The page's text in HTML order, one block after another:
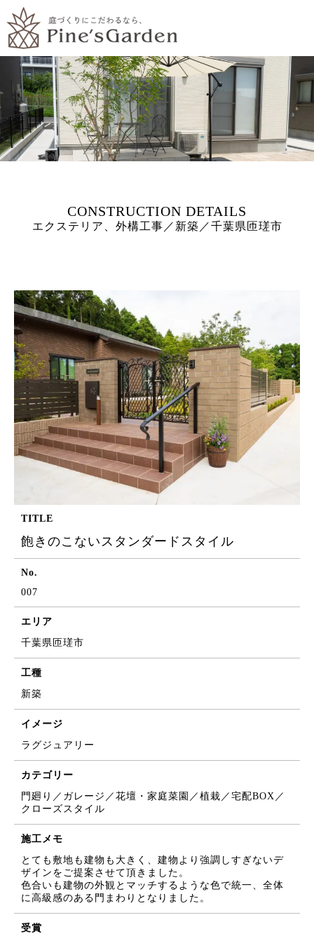
エクステリア、外構工事／新築／千葉県匝瑳市
TITLE
飽きのこないスタンダードスタイル
No.
007
エリア
千葉県匝瑳市
工種
新築
イメージ
ラグジュアリー
カテゴリー
門廻り／ガレージ／花壇・家庭菜園／植栽／宅配BOX／
クローズスタイル
施工メモ
とても敷地も建物も大きく、建物より強調しすぎないデ
ザインをご提案させて頂きました。
色合いも建物の外観とマッチするような色で統一、全体
に高級感のある門まわりとなりました。
受賞